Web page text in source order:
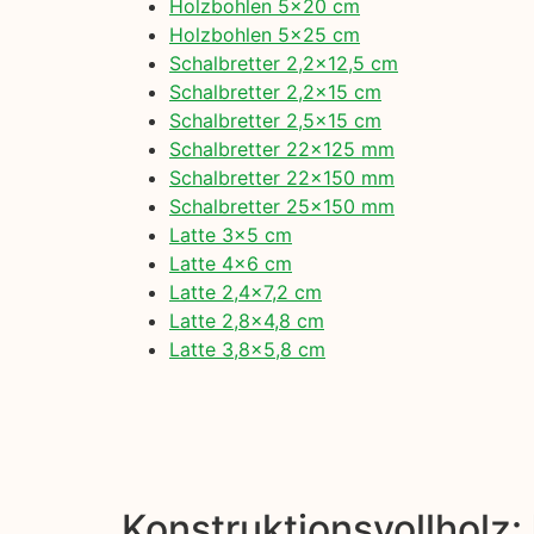
Holzbohlen 5×20 cm
Holzbohlen 5×25 cm
Schalbretter 2,2×12,5 cm
Schalbretter 2,2×15 cm
Schalbretter 2,5×15 cm
Schalbretter 22×125 mm
Schalbretter 22×150 mm
Schalbretter 25×150 mm
Latte 3×5 cm
Latte 4×6 cm
Latte 2,4×7,2 cm
Latte 2,8×4,8 cm
Latte 3,8×5,8 cm